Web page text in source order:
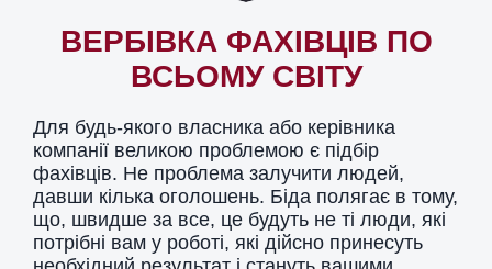
ВЕРБІВКА ФАХІВЦІВ ПО
ВСЬОМУ СВІТУ
Для будь-якого власника або керівника
компанії великою проблемою є підбір
фахівців. Не проблема залучити людей,
давши кілька оголошень. Біда полягає в тому,
що, швидше за все, це будуть не ті люди, які
потрібні вам у роботі, які дійсно принесуть